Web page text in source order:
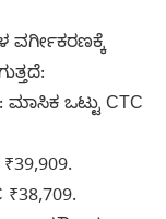
ವರ್ಗೀಕರಣಕ್ಕೆ
ಒಟ್ಟು CTC